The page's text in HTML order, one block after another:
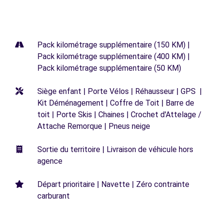
Pack kilométrage supplémentaire (150 KM) |
Pack kilométrage supplémentaire (400 KM) |
Pack kilométrage supplémentaire (50 KM)
Siège enfant | Porte Vélos | Réhausseur | GPS |
Kit Déménagement | Coffre de Toit | Barre de
toit | Porte Skis | Chaines | Crochet d'Attelage /
Attache Remorque | Pneus neige
Sortie du territoire | Livraison de véhicule hors
agence
Départ prioritaire | Navette | Zéro contrainte
carburant